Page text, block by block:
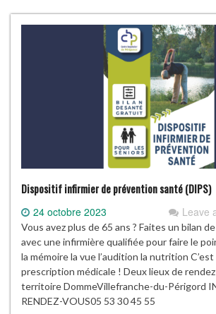
Dispositif infirmier de prévention santé (DIPS)
24 octobre 2023 Leave
Vous avez plus de 65 ans ? Faites un bilan
avec une infirmière qualifiée pour faire le
la mémoire la vue l’audition la nutrition
prescription médicale ! Deux lieux de
territoire DommeVillefranche-du-Périgord
RENDEZ-VOUS05 53 30 45 55